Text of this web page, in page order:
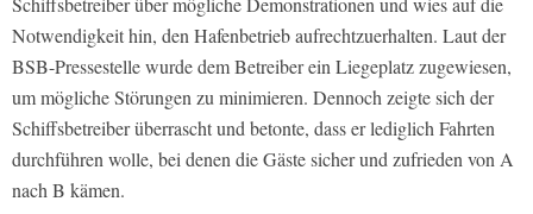
Notwendigkeit hin, den Hafenbetrieb aufrechtzuerhalten. Laut der
BSB-Pressestelle wurde dem Betreiber ein Liegeplatz zugewiesen,
um mögliche Störungen zu minimieren. Dennoch zeigte sich der
Schiffsbetreiber überrascht und betonte, dass er lediglich Fahrten
durchführen wolle, bei denen die Gäste sicher und zufrieden von A
nach B kämen.